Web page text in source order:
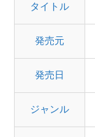
タイトル
発売元
発売日
ジャンル